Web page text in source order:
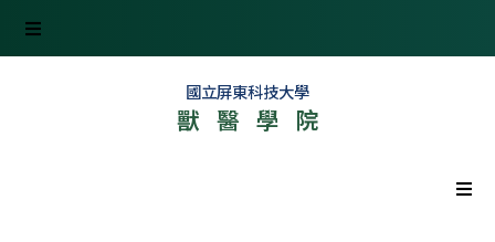
國立屏東科技大學
獸醫學院